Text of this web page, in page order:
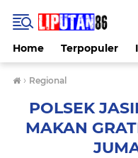
Home Terpopuler
› Regional
POLSEK
MAKAN